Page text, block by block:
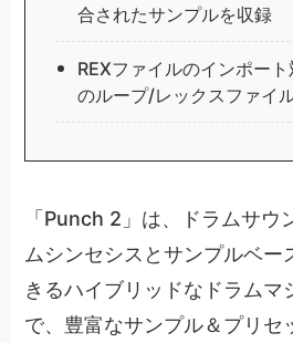
合されたサンプルを収録
REXファイルのインポー
のループ/レックスファイル
「Punch 2」は、ドラムサウ
ムシンセシスとサンプルベー
きるハイブリッドなドラムマ
で、豊富なサンプル＆プリセ